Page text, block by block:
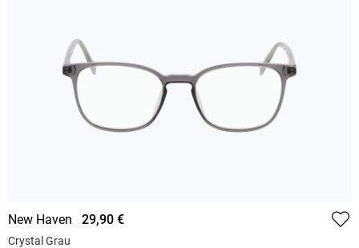
New Haven 29,90 €
Crystal Grau